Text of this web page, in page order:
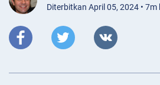
Diterbitkan April 05, 2024 • 7m